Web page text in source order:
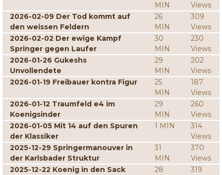
MIN
Views
2026-02-09 Der Tod kommt auf
den weissen Feldern
26
MIN
309
Views
2026-02-02 Der ewige Kampf
Springer gegen Laufer
30
MIN
230
Views
2026-01-26 Gukeshs
Unvollendete
29
MIN
202
Views
2026-01-19 Freibauer kontra Figur
25
MIN
187
Views
2026-01-12 Traumfeld e4 im
Koenigsinder
29
MIN
260
Views
2026-01-05 Mit 14 auf den Spuren
der Klassiker
1 MIN
314
Views
2025-12-29 Springermanouver in
der Karlsbader Struktur
31
MIN
370
Views
2025-12-22 Koenig in den Sack
28
319